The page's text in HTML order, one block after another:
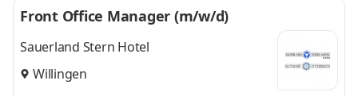
Front Office Manager (m/w/d)
Sauerland Stern Hotel
Willingen